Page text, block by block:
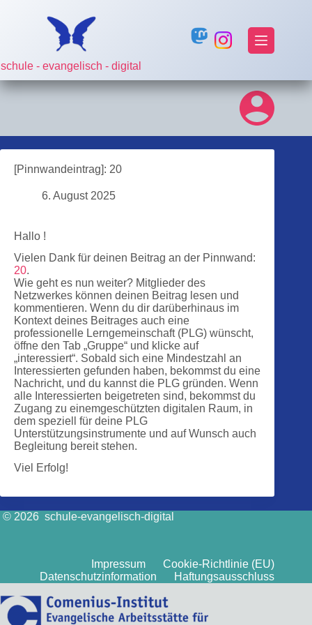
schule - evangelisch - digital
[Pinnwandeintrag]: 20
6. August 2025
Hallo !
Vielen Dank für deinen Beitrag an der Pinnwand:
20.
Wie geht es nun weiter? Mitglieder des
Netzwerkes können deinen Beitrag lesen und
kommentieren. Wenn du dir darüberhinaus im
Kontext deines Beitrages auch eine
professionelle Lerngemeinschaft (PLG) wünscht,
öffne den Tab „Gruppe“ und klicke auf
„interessiert“. Sobald sich eine Mindestzahl an
Interessierten gefunden haben, bekommst du eine
Nachricht, und du kannst die PLG gründen. Wenn
alle Interessierten beigetreten sind, bekommst du
Zugang zu einemgeschützten digitalen Raum, in
dem speziell für deine PLG
Unterstützungsinstrumente und auf Wunsch auch
Begleitung bereit stehen.
Viel Erfolg!
© 2026 schule-evangelisch-digital
Impressum
Cookie-Richtlinie (EU)
Datenschutzinformation
Haftungsausschluss